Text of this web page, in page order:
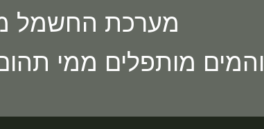
מערכת החשמל
והמים מותפלים ממי